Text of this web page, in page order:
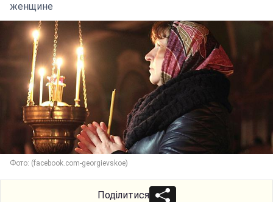
женщине
Фото: (facebook.com-georgievskoe)
Поділитися